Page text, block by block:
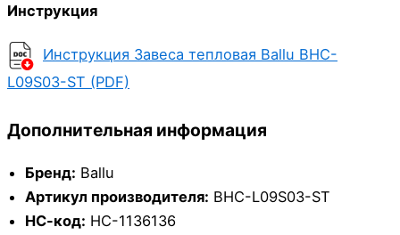
Инструкция
Инструкция Завеса тепловая Ballu BHC-
L09S03-ST (PDF)
Дополнительная информация
Бренд: Ballu
Артикул производителя: BHC-L09S03-ST
НС-код: НС-1136136